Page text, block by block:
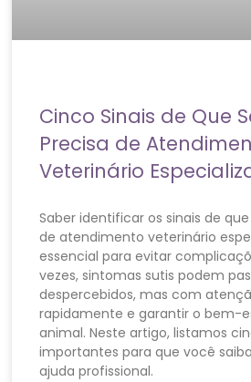
Cinco Sinais de Que
Precisa de
Veterinário
Saber identificar os sinais de
de atendimento veterinário
essencial para evitar
vezes, sintomas sutis podem
despercebidos, mas com
rapidamente e garantir o bem-
animal. Neste artigo, listamos
importantes para que você
ajuda profissional.